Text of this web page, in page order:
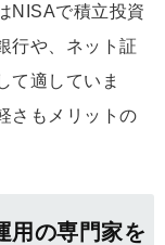
NISAで積立投資
行や、ネット証
て適していま
さもメリットの
用の専門家を